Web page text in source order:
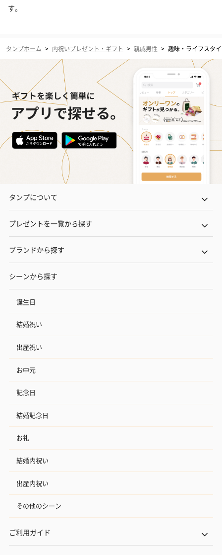
す。
タンプホーム > 内祝いプレゼント・ギフト > 親戚男性 > 趣味・ライフスタ
タンプについて
プレゼントを一覧から探す
ブランドから探す
シーンから探す
誕生日
結婚祝い
出産祝い
お中元
記念日
結婚記念日
お礼
結婚内祝い
出産内祝い
その他のシーン
ご利用ガイド